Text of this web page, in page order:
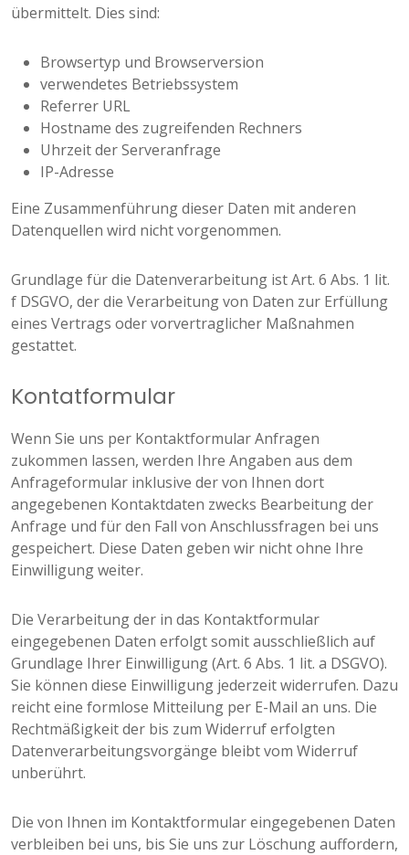
übermittelt. Dies sind:
Browsertyp und Browserversion
verwendetes Betriebssystem
Referrer URL
Hostname des zugreifenden Rechners
Uhrzeit der Serveranfrage
IP-Adresse
Eine Zusammenführung dieser Daten mit anderen
Datenquellen wird nicht vorgenommen.
Grundlage für die Datenverarbeitung ist Art. 6 Abs. 1 lit.
f DSGVO, der die Verarbeitung von Daten zur Erfüllung
eines Vertrags oder vorvertraglicher Maßnahmen
gestattet.
Kontatformular
Wenn Sie uns per Kontaktformular Anfragen
zukommen lassen, werden Ihre Angaben aus dem
Anfrageformular inklusive der von Ihnen dort
angegebenen Kontaktdaten zwecks Bearbeitung der
Anfrage und für den Fall von Anschlussfragen bei uns
gespeichert. Diese Daten geben wir nicht ohne Ihre
Einwilligung weiter.
Die Verarbeitung der in das Kontaktformular
eingegebenen Daten erfolgt somit ausschließlich auf
Grundlage Ihrer Einwilligung (Art. 6 Abs. 1 lit. a DSGVO).
Sie können diese Einwilligung jederzeit widerrufen. Dazu
reicht eine formlose Mitteilung per E-Mail an uns. Die
Rechtmäßigkeit der bis zum Widerruf erfolgten
Datenverarbeitungsvorgänge bleibt vom Widerruf
unberührt.
Die von Ihnen im Kontaktformular eingegebenen Daten
verbleiben bei uns, bis Sie uns zur Löschung auffordern,